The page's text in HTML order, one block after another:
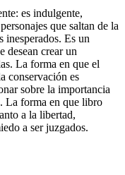
es indulgente,
que saltan de la
inesperados. Es un
desean crear un
La forma en que el
conservación es
sobre la importancia
La forma en que libro
a la libertad,
a ser juzgados.